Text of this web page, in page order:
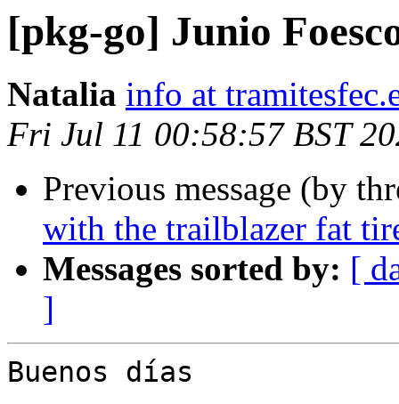
[pkg-go] Junio
Natalia info at
Fri Jul 11 00:58:57 BST
Previous message (by
with the trailblazer fat
Messages sorted by: [
]
Buenos días